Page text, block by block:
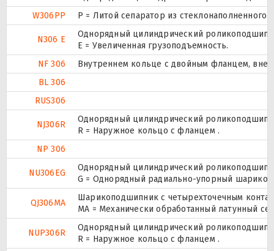
W306PP
P = Литой сепаратор из
N306 E
Однорядный цилиндрический
Е = Увеличенная грузоподъемность.
NF 306
Внутреннем кольце с двойным фланцем,
BL 306
RUS306
NJ306R
Однорядный цилиндрический
R = Наружное кольцо с фланцем .
NP 306
NU306EG
Однорядный цилиндрический
G = Однорядный радиально-упорный
QJ306MA
Шарикоподшипник с четырехточечным
MA = Механически обработанный латунный
NUP306R
Однорядный цилиндрический
R = Наружное кольцо с фланцем .